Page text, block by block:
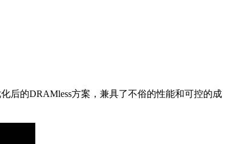
后的DRAMless方案，兼具了不俗的性能和可控的成